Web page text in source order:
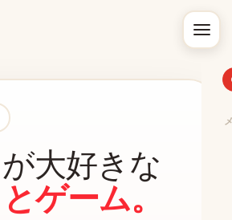
大好きな
ゲーム。